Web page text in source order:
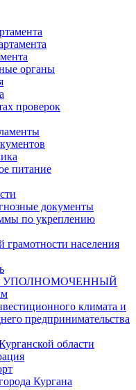
органы
проверок
питание
документы
по укреплению
населения
климата и
предпринимательства
области
Кургана